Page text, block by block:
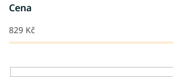
u
k
t
Cena
829 Kč